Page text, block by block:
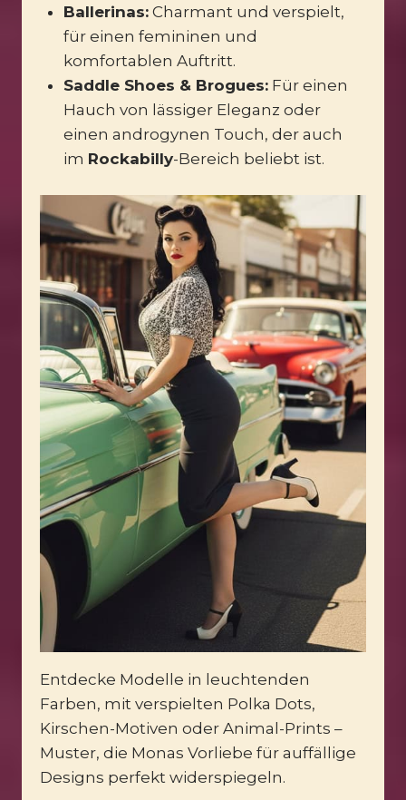
Ballerinas:Charmant und verspielt,
für einen femininen und
komfortablen Auftritt.
Saddle Shoes & Brogues:Für einen
Hauch von lässiger Eleganz oder
einen androgynen Touch, der auch
im Rockabilly-Bereich beliebt ist.
Entdecke Modelle in leuchtenden
Farben, mit verspielten Polka Dots,
Kirschen-Motiven oder Animal-Prints –
Muster, die Monas Vorliebe für auffällige
Designs perfekt widerspiegeln.